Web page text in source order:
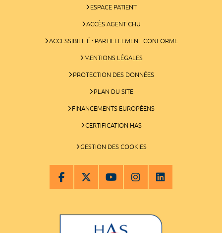
ESPACE PATIENT
ACCÈS AGENT CHU
ACCESSIBILITÉ : PARTIELLEMENT CONFORME
MENTIONS LÉGALES
PROTECTION DES DONNÉES
PLAN DU SITE
FINANCEMENTS EUROPÉENS
CERTIFICATION HAS
GESTION DES COOKIES